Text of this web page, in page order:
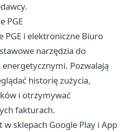
PGE
PGE i elektroniczne Biuro
narzędzia do
Pozwalają
historię zużycia,
i otrzymywać
fakturach.
sklepach Google Play i App